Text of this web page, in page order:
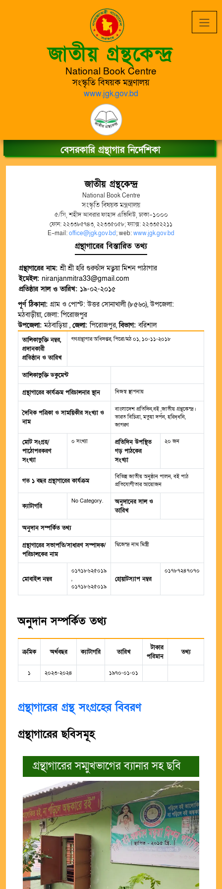
জাতীয় গ্রন্থকেন্দ্র
National Book Centre
সংস্কৃতি বিষয়ক মন্ত্রণালয়
www.jgk.gov.bd
বেসরকারি গ্রন্থাগার নির্দেশিকা
জাতীয় গ্রন্থকেন্দ্র
National Book Centre
সংস্কৃতি বিষয়ক মন্ত্রণালয়
৫/সি, শহীদ আবরার ফাহাদ এভিনিউ, ঢাকা-১০০০
ফোন: ২২৩৩৮৫৭৪৩, ২২৩৩৫০৫৮; ফ্যাক্স: ২২৩৩৫২২১১
E-mail:office@jgk.gov.bd; web:www.jgk.gov.bd
গ্রন্থাগারের বিস্তারিত তথ্য
গ্রন্থাগারের নাম:শ্রী শ্রী হরি গুরুচাঁদ মতুয়া মিশন পাঠাগার
ইমেইল: niranjanmitra33@gmail.com
প্রতিষ্ঠার সাল ও তারিখ: ১৯-০২-২০১৫
পূর্ণ ঠিকানা: গ্রাম ও পোস্ট: উত্তর সোনাখালী (৮৫৬০), উপজেলা:
মঠবাড়ীয়া, জেলা: পিরোজপুর
উপজেলা:মঠবাড়িয়া , জেলা:পিরোজপুর,বিভাগ:বরিশাল
তালিকাভুক্তি নম্বর,
প্রদানকারী
প্রতিষ্ঠান ও তারিখ
গণগ্রন্থাগার অধিদপ্তর, পিরো/মঠ ০১, ১০-১১-২০১৮
তালিকাভুক্তি ডকুমেন্ট
গ্রন্থাগারের কার্যক্রম পরিচালনার স্থান নিজস্ব স্থাপনায়
দৈনিক পত্রিকা ও সাময়িকীর সংখ্যা ও
নাম
বাংলাদেশ প্রতিদিন,বই ,জাতীয় গ্ৰন্থকেন্দ্র।
ভারত বিচিত্রা, মতুয়া দর্পন, হরিধ্ধনি,
জাগরণ
মোট সংগ্রহ/
পাঠোপরকরণ
সংখ্যা
০ সংখ্যা
প্রতিদিন উপস্থিত
গড় পাঠকের
সংখ্যা
২০ জন
গত ১ বছর গ্রন্থাগারের কার্যক্রম
বিভিন্ন জাতীয় অনুষ্ঠান পালন, বই পাঠ
প্রতিযোগীতার আয়োজন
ক্যাটাগরি
No Category.
অনুদানের সাল ও
তারিখ
অনুদান সম্পর্কিত তথ্য
গ্রন্থাগারের সভাপতি/সাধারণ সম্পাদক/
পরিচালকের নাম
দ্বিজেন্দ্র নাথ মিস্ত্রী
মোবাইল নম্বর
০১৭১৮৬২৫০১৯
,
০১৭১৮৬২৫০১৯
হোয়াটস্যাপ নম্বর
০১৭৮৭২৪৭০৭০
অনুদান সম্পর্কিত তথ্য
ক্রমিক অর্থবছর ক্যাটাগরি তারিখ
টাকার
পরিমান
তথ্য
১ ২০২৩-২০২৪ ১৯৭০-০১-০১
গ্রন্থাগারের গ্রন্থ সংগ্রহের বিবরণ
গ্রন্থাগারের ছবিসমূহ
গ্রন্থাগারের সম্মুখভাগের ব্যানার সহ ছবি